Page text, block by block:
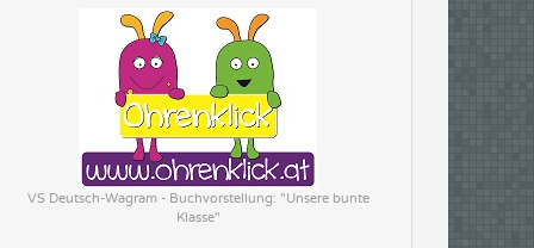
VS Deutsch-Wagram - Buchvorstellung: "Unsere bunte
Klasse"